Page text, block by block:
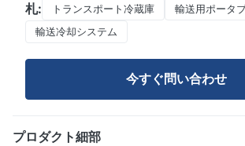
札: トランスポート冷蔵庫
輸送用ポータ
輸送冷却システム
今すぐ問い合わせ
プロダクト細部